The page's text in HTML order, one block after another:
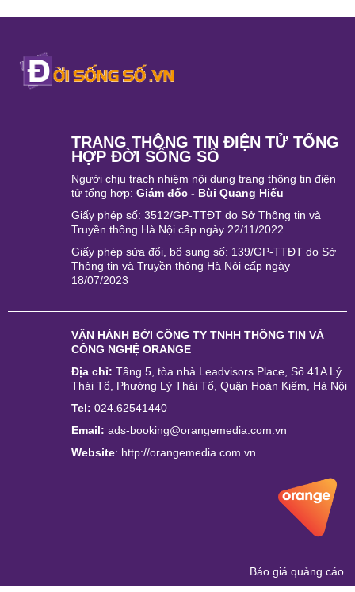
TRANG THÔNG TIN ĐIỆN TỬ TỔNG
HỢP ĐỜI SỐNG SỐ
Người chịu trách nhiệm nội dung trang thông tin điện
tử tổng hợp: Giám đốc - Bùi Quang Hiếu
Giấy phép số: 3512/GP-TTĐT do Sở Thông tin và
Truyền thông Hà Nội cấp ngày 22/11/2022
Giấy phép sửa đổi, bổ sung số: 139/GP-TTĐT do Sở
Thông tin và Truyền thông Hà Nội cấp ngày
18/07/2023
VẬN HÀNH BỞI CÔNG TY TNHH THÔNG TIN VÀ
CÔNG NGHỆ ORANGE
Địa chỉ: Tầng 5, tòa nhà Leadvisors Place, Số 41A Lý
Thái Tổ, Phường Lý Thái Tổ, Quận Hoàn Kiếm, Hà Nội
Tel: 024.62541440
Email: ads-booking@orangemedia.com.vn
Website: http://orangemedia.com.vn
Báo giá quảng cáo